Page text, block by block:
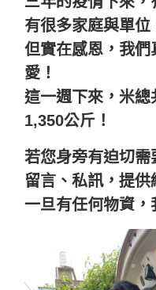
有很多家庭與單位
但實在感恩，我們
愛！
這一週下來，米
1,350公斤！
若您身旁有迫切
留言、私訊，提供
一旦有任何物資，